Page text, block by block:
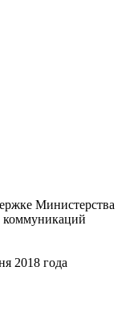
Министерства
коммуникаций
2018 года